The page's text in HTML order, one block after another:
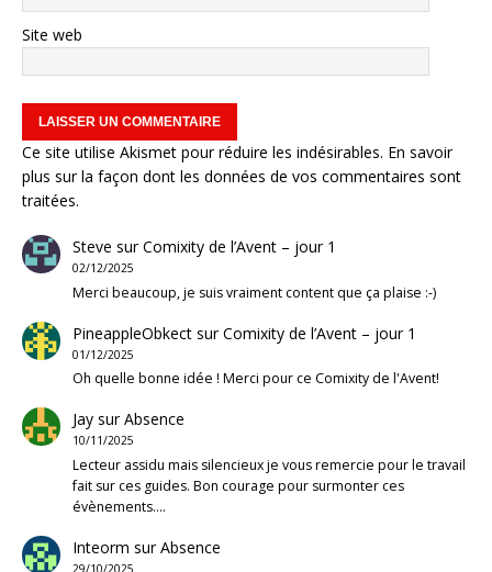
Site web
Ce site utilise Akismet pour réduire les indésirables. En savoir
plus sur la façon dont les données de vos commentaires sont
traitées.
Steve surComixity de l’Avent – jour 1
02/12/2025
Merci beaucoup, je suis vraiment content que ça plaise :-)
PineappleObkectsurComixity de l’Avent – jour 1
01/12/2025
Oh quelle bonne idée ! Merci pour ce Comixity de l'Avent!
JaysurAbsence
10/11/2025
Lecteur assidu mais silencieux je vous remercie pour le travail
fait sur ces guides. Bon courage pour surmonter ces
évènements.…
Inteorm surAbsence
29/10/2025